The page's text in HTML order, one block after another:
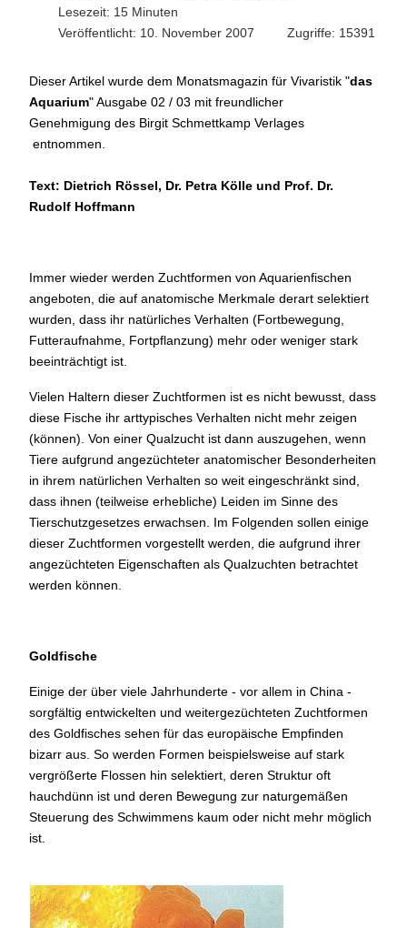
Lesezeit: 15 Minuten
Veröffentlicht: 10. November 2007
Zugriffe: 15391
Dieser Artikel wurde dem Monatsmagazin für Vivaristik "das
Aquarium" Ausgabe 02 / 03 mit freundlicher
Genehmigung des Birgit Schmettkamp Verlages
entnommen.
Text: Dietrich Rössel, Dr. Petra Kölle und Prof. Dr.
Rudolf Hoffmann
Immer wieder werden Zuchtformen von Aquarienfischen
angeboten, die auf anatomische Merkmale derart selektiert
wurden, dass ihr natürliches Verhalten (Fortbewegung,
Futteraufnahme, Fortpflanzung) mehr oder weniger stark
beeinträchtigt ist.
Vielen Haltern dieser Zuchtformen ist es nicht bewusst, dass
diese Fische ihr arttypisches Verhalten nicht mehr zeigen
(können). Von einer Qualzucht ist dann auszugehen, wenn
Tiere aufgrund angezüchteter anatomischer Besonderheiten
in ihrem natürlichen Verhalten so weit eingeschränkt sind,
dass ihnen (teilweise erhebliche) Leiden im Sinne des
Tierschutzgesetzes erwachsen. Im Folgenden sollen einige
dieser Zuchtformen vorgestellt werden, die aufgrund ihrer
angezüchteten Eigenschaften als Qualzuchten betrachtet
werden können.
Goldfische
Einige der über viele Jahrhunderte - vor allem in China -
sorgfältig entwickelten und weitergezüchteten Zuchtformen
des Goldfisches sehen für das europäische Empfinden
bizarr aus. So werden Formen beispielsweise auf stark
vergrößerte Flossen hin selektiert, deren Struktur oft
hauchdünn ist und deren Bewegung zur naturgemäßen
Steuerung des Schwimmens kaum oder nicht mehr möglich
ist.